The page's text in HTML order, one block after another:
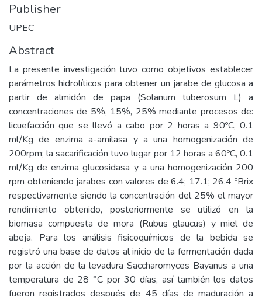
Publisher
UPEC
Abstract
La presente investigación tuvo como objetivos establecer
parámetros hidrolíticos para obtener un jarabe de glucosa a
partir de almidón de papa (Solanum tuberosum L) a
concentraciones de 5%, 15%, 25% mediante procesos de:
licuefacción que se llevó a cabo por 2 horas a 90ºC, 0.1
ml/Kg de enzima a-amilasa y a una homogenización de
200rpm; la sacarificación tuvo lugar por 12 horas a 60ºC, 0.1
ml/Kg de enzima glucosidasa y a una homogenización 200
rpm obteniendo jarabes con valores de 6.4; 17.1; 26.4 ºBrix
respectivamente siendo la concentración del 25% el mayor
rendimiento obtenido, posteriormente se utilizó en la
biomasa compuesta de mora (Rubus glaucus) y miel de
abeja. Para los análisis fisicoquímicos de la bebida se
registró una base de datos al inicio de la fermentación dada
por la acción de la levadura Saccharomyces Bayanus a una
temperatura de 28 °C por 30 días, así también los datos